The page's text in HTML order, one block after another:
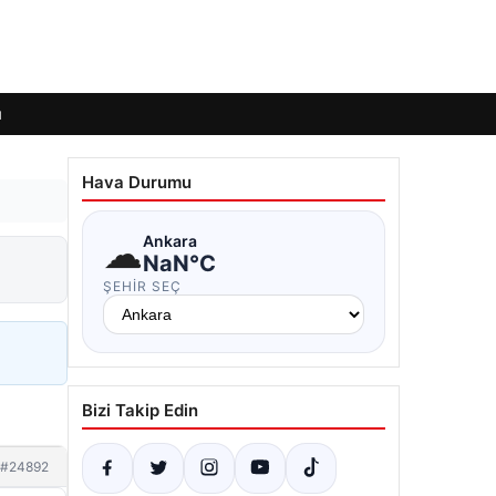
#24892
Hava Durumu
☁Ankara
NaN°C
ŞEHIR SEÇ
Bizi Takip Edin